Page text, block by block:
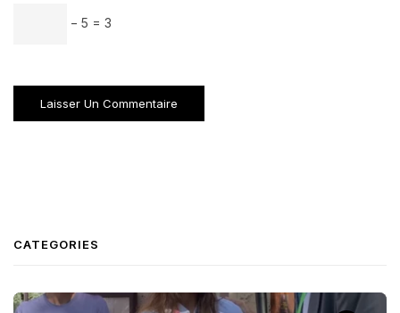
− 5 = 3
CATEGORIES